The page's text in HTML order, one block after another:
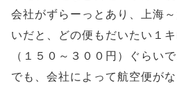
会社がずらーっとあり、上海
いだと、どの便もだいたい１
（１５０～３００円）ぐらい
でも、会社によって航空便が